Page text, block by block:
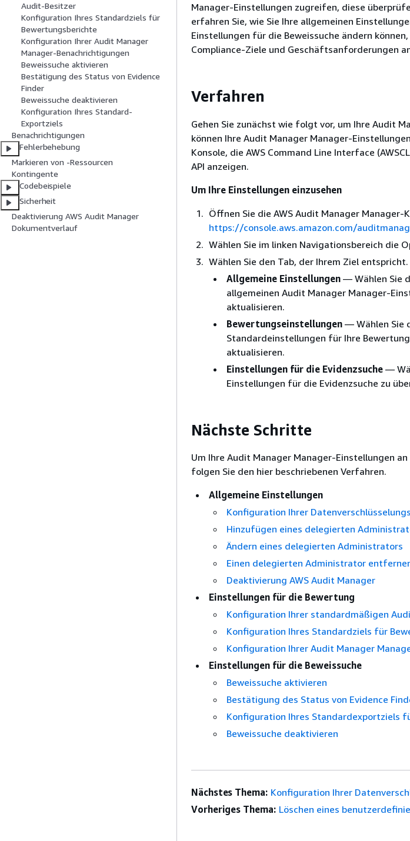
Audit-Besitzer
Konfiguration Ihres Standardziels für
Bewertungsberichte
Konfiguration Ihrer Audit Manager
Manager-Benachrichtigungen
Beweissuche aktivieren
Bestätigung des Status von Evidence
Finder
Beweissuche deaktivieren
Konfiguration Ihres Standard-
Exportziels
Benachrichtigungen
Fehlerbehebung
Markieren von -Ressourcen
Kontingente
Codebeispiele
Sicherheit
Deaktivierung AWS Audit Manager
Dokumentverlauf
Manager-Einstellungen zugreifen, diese
erfahren Sie, wie Sie Ihre allgemeinen
Einstellungen für die Beweissuche ändern
Compliance-Ziele und Geschäftsanforderungen
Verfahren
Gehen Sie zunächst wie folgt vor, um Ihre Audit
können Ihre Audit Manager Manager-
Konsole, die AWS Command Line Interface
API anzeigen.
Um Ihre Einstellungen einzusehen
Öffnen Sie die AWS Audit Manager Manager-
https://console.aws.amazon.com/
Wählen Sie im linken Navigationsbereich die
Wählen Sie den Tab, der Ihrem Ziel entspricht.
Allgemeine Einstellungen — Wählen Sie
allgemeinen Audit Manager Manager-
aktualisieren.
Bewertungseinstellungen — Wählen Sie
Standardeinstellungen für Ihre
aktualisieren.
Einstellungen für die Evidenzsuche —
Einstellungen für die Evidenzsuche zu
Nächste Schritte
Um Ihre Audit Manager Manager-Einstellungen
folgen Sie den hier beschriebenen Verfahren.
Allgemeine Einstellungen
Konfiguration Ihrer
Hinzufügen eines delegierten
Ändern eines delegierten Administrators
Einen delegierten Administrator
Deaktivierung AWS Audit Manager
Einstellungen für die Bewertung
Konfiguration Ihrer standardmäßigen
Konfiguration Ihres Standardziels für
Konfiguration Ihrer Audit Manager
Einstellungen für die Beweissuche
Beweissuche aktivieren
Bestätigung des Status von Evidence
Konfiguration Ihres Standardexportziels
Beweissuche deaktivieren
Nächstes Thema: Konfiguration Ihrer
Vorheriges Thema: Löschen eines